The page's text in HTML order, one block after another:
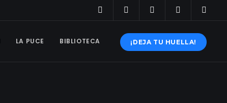
LA PUCE BIBLIOTECA ¡DEJA TU HUELLA!